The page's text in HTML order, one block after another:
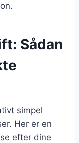
Sådan
simpel
Her er en
efter dine